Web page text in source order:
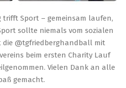
Sport – gemeinsam laufen,
sollte niemals vom sozialen
die @tgfriedberghandball mit
beim ersten Charity Lauf
Vielen Dank an alle
gemacht.